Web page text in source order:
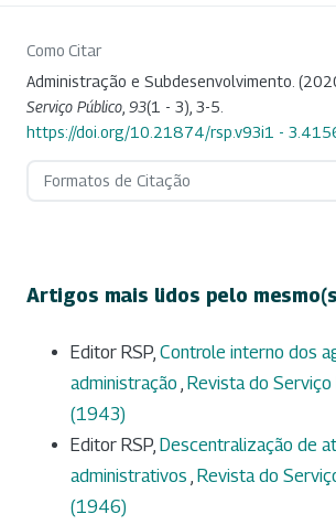
Como Citar
Administração e Subdesenvolvimento.
Serviço Público, 93(1 - 3), 3-5.
https://doi.org/10.21874/rsp.v93i1 -
Formatos de Citação
Artigos mais lidos pelo
Editor RSP, Controle interno dos
administração , Revista do Serviço
(1943)
Editor RSP, Descentralização de
administrativos , Revista do
(1946)